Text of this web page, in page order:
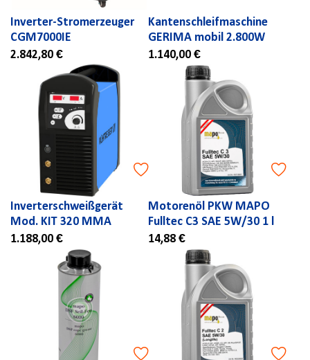
Inverter-Stromerzeuger
CGM7000IE
2.842,80 €
Kantenschleifmaschine
GERIMA mobil 2.800W
1.140,00 €
Inverterschweißgerät
Mod. KIT 320 MMA
1.188,00 €
Motorenöl PKW MAPO
Fulltec C3 SAE 5W/30 1 l
14,88 €